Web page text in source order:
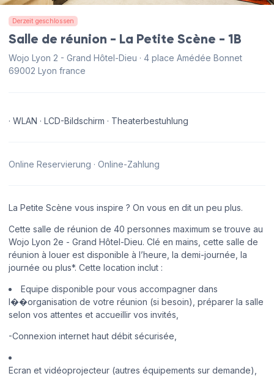
Derzeit geschlossen
Salle de réunion - La Petite Scène - 1B
Wojo Lyon 2 - Grand Hôtel-Dieu · 4 place Amédée Bonnet
69002 Lyon france
· WLAN · LCD-Bildschirm · Theaterbestuhlung
Online Reservierung · Online-Zahlung
La Petite Scène vous inspire ? On vous en dit un peu plus.
Cette salle de réunion de 40 personnes maximum se trouve au
Wojo Lyon 2e - Grand Hôtel-Dieu. Clé en mains, cette salle de
réunion à louer est disponible à l’heure, la demi-journée, la
journée ou plus*. Cette location inclut :
Equipe disponible pour vous accompagner dans
l��organisation de votre réunion (si besoin), préparer la salle
selon vos attentes et accueillir vos invités,
-Connexion internet haut débit sécurisée,
Ecran et vidéoprojecteur (autres équipements sur demande),